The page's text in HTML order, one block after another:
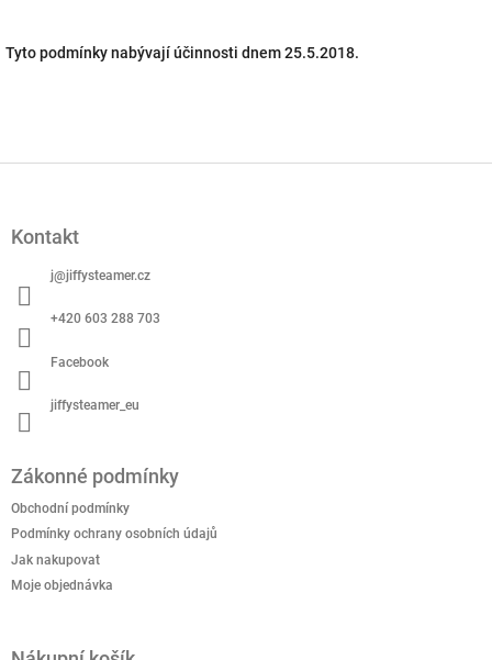
Tyto podmínky nabývají účinnosti dnem 25.5.2018.
Kontakt
j@jiffysteamer.cz
+420 603 288 703
Facebook
jiffysteamer_eu
Zákonné podmínky
Obchodní podmínky
Podmínky ochrany osobních údajů
Jak nakupovat
Moje objednávka